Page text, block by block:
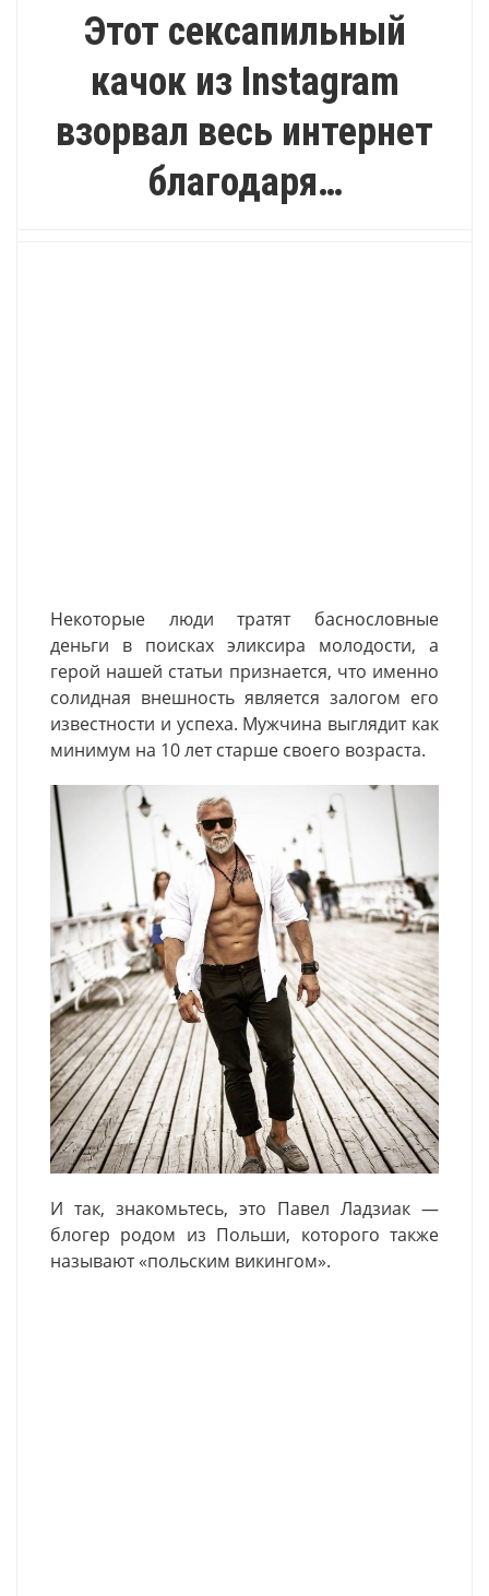
Этот сексапильный
качок из Instagram
взорвал весь интернет
благодаря…
Некоторые люди тратят баснословные
деньги в поисках эликсира молодости, а
герой нашей статьи признается, что именно
солидная внешность является залогом его
известности и успеха. Мужчина выглядит как
минимум на 10 лет старше своего возраста.
И так, знакомьтесь, это Павел Ладзиак —
блогер родом из Польши, которого также
называют «польским викингом».